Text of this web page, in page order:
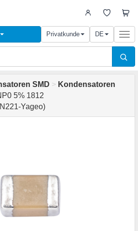
Privatkunde DE
SMD > Kondensatoren
5% 1812
Yageo)